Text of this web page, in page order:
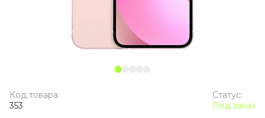
Статус:
Под заказ
Код товара:
353